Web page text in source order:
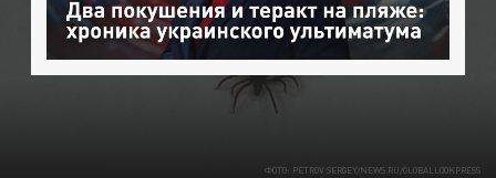
ФОТО: PETROV SERGEY/NEWS.RU/GLOBALLOOKPRESS